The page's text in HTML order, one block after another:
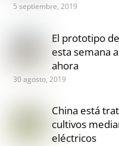
5 septiembre, 2019
El prototipo
esta semana
ahora
30 agosto, 2019
China está
cultivos
eléctricos